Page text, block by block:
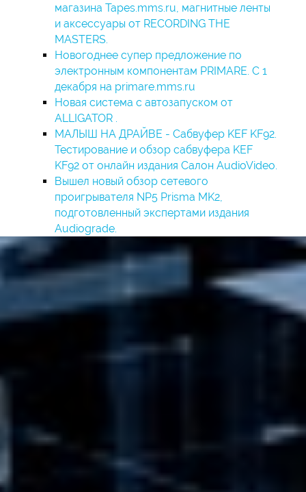
магазина Tapes.mms.ru, магнитные ленты
и аксессуары от RECORDING THE
MASTERS.
Новогоднее супер предложение по
электронным компонентам PRIMARE. С 1
декабря на primare.mms.ru
Новая система с автозапуском от
ALLIGATOR .
МАЛЫШ НА ДРАЙВЕ - Сабвуфер KEF KF92.
Тестирование и обзор сабвуфера KEF
KF92 от онлайн издания Салон AudioVideo.
Вышел новый обзор сетевого
проигрывателя NP5 Prisma MK2,
подготовленный экспертами издания
Audiograde.